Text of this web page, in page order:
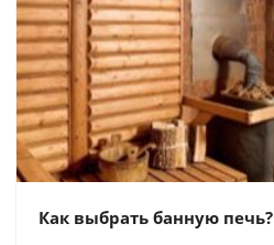
Как выбрать банную печь?